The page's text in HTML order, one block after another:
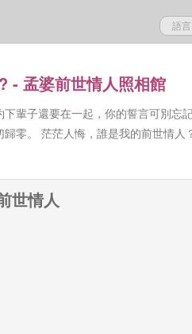
語言:
- 孟婆前世情人照相館
輩子還要在一起，你的誓言可別忘
零。 茫茫人悔，誰是我的前世情人
世情人